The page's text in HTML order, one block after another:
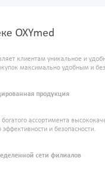
OXYmed
клиентам уникальное и
максимально удобным и
продукция
ассортимента
и безопасности.
сети филиалов